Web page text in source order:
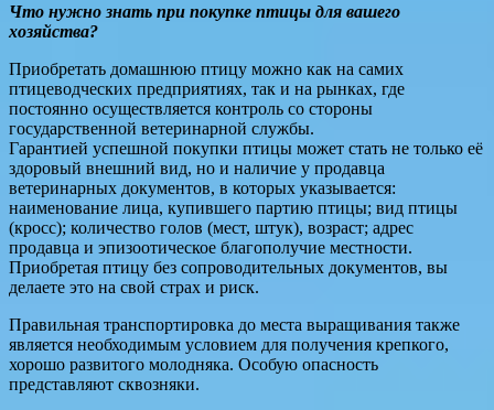
Что нужно знать при покупке птицы для вашего
хозяйства?
Приобретать домашнюю птицу можно как на самих
птицеводческих предприятиях, так и на рынках, где
постоянно осуществляется контроль со стороны
государственной ветеринарной службы.
Гарантией успешной покупки птицы может стать не только её
здоровый внешний вид, но и наличие у продавца
ветеринарных документов, в которых указывается:
наименование лица, купившего партию птицы; вид птицы
(кросс); количество голов (мест, штук), возраст; адрес
продавца и эпизоотическое благополучие местности.
Приобретая птицу без сопроводительных документов, вы
делаете это на свой страх и риск.
Правильная транспортировка до места выращивания также
является необходимым условием для получения крепкого,
хорошо развитого молодняка. Особую опасность
представляют сквозняки.